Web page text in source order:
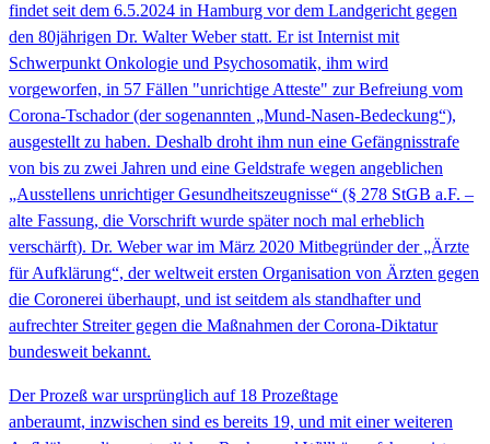
findet seit dem 6.5.2024 in Hamburg vor dem Landgericht gegen
den 80jährigen Dr. Walter Weber statt. Er ist Internist mit
Schwerpunkt Onkologie und Psychosomatik, ihm wird
vorgeworfen, in 57 Fällen "unrichtige Atteste" zur Befreiung vom
Corona-Tschador (der sogenannten „Mund-Nasen-Bedeckung“),
ausgestellt zu haben. Deshalb droht ihm nun eine Gefängnisstrafe
von bis zu zwei Jahren und eine Geldstrafe wegen angeblichen
„Ausstellens unrichtiger Gesundheitszeugnisse“ (§ 278 StGB a.F. –
alte Fassung, die Vorschrift wurde später noch mal erheblich
verschärft). Dr. Weber war im März 2020 Mitbegründer der „Ärzte
für Aufklärung“, der weltweit ersten Organisation von Ärzten gegen
die Coronerei überhaupt, und ist seitdem als standhafter und
aufrechter Streiter gegen die Maßnahmen der Corona-Diktatur
bundesweit bekannt.
Der Prozeß war ursprünglich auf 18 Prozeßtage
anberaumt, inzwischen sind es bereits 19, und mit einer weiteren